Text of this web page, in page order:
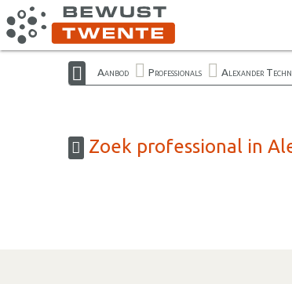
Aanbod Professionals Alexander
Zoek professional in